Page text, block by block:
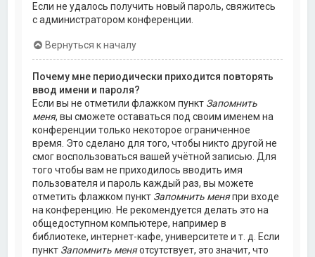
Если не удалось получить новый пароль, свяжитесь
с администратором конференции.
Вернуться к началу
Почему мне периодически приходится повторять
ввод имени и пароля?
Если вы не отметили флажком пункт Запомнить
меня, вы сможете оставаться под своим именем на
конференции только некоторое ограниченное
время. Это сделано для того, чтобы никто другой не
смог воспользоваться вашей учётной записью. Для
того чтобы вам не приходилось вводить имя
пользователя и пароль каждый раз, вы можете
отметить флажком пункт Запомнить меняпри входе
на конференцию. Не рекомендуется делать это на
общедоступном компьютере, например в
библиотеке, интернет-кафе, университете и т. д. Если
пункт Запомнить меняотсутствует, это значит, что